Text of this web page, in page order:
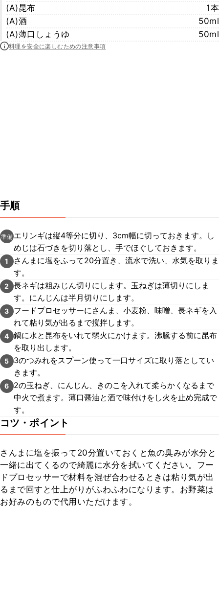
(A)昆布
1本
(A)酒
50ml
(A)薄口しょうゆ
50ml
料理を安全に楽しむための注意事項
手順
準備 エリンギは縦4等分に切り、3cm幅に切っておきます。し
めじは石づきを切り落とし、手でほぐしておきます。
1
さんまに塩をふって20分置き、流水で洗い、水気を取りま
す。
2
長ネギは粗みじん切りにします。玉ねぎは薄切りにしま
す。にんじんは半月切りにします。
3
フードプロセッサーにさんま、小麦粉、味噌、長ネギを入
れて粘り気が出るまで撹拌します。
4 鍋に水と昆布をいれて弱火にかけます。沸騰する前に昆布
を取り出します。
5
3のつみれをスプーン使って一口サイズに取り落としてい
きます。
6
2の玉ねぎ、にんじん、きのこを入れて柔らかくなるまで
中火で煮ます。薄口醤油と酒で味付けをし火を止め完成で
す。
コツ・ポイント
さんまに塩を振って20分置いておくと魚の臭みが水分と
一緒に出てくるので綺麗に水分を拭いてください。フー
ドプロセッサーで材料を混ぜ合わせるときは粘り気が出
るまで回すと仕上がりがふわふわになります。お野菜は
お好みのもので代用いただけます。